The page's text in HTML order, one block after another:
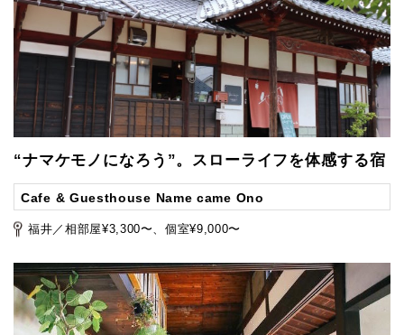
“ナマケモノになろう”。スローライフを体感する宿
Cafe & Guesthouse Name came Ono
福井／相部屋¥3,300〜、個室¥9,000〜